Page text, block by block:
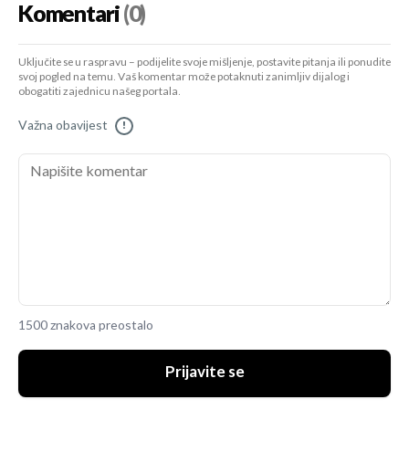
Komentari(0)
Uključite se u raspravu – podijelite svoje mišljenje, postavite pitanja ili ponudite
svoj pogled na temu. Vaš komentar može potaknuti zanimljiv dijalog i
obogatiti zajednicu našeg portala.
Važna obavijest !
1500 znakova preostalo
Prijavite se